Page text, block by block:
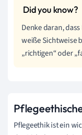
Denke daran,
weiße Sichtweise
„richtigen“ oder
Pflegeethik ist ein